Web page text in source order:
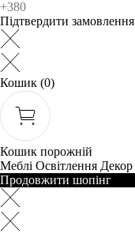
Підтвердити замовлення
Кошик (0)
Кошик порожній
Меблі Освітлення Декор
Продовжити шопінг